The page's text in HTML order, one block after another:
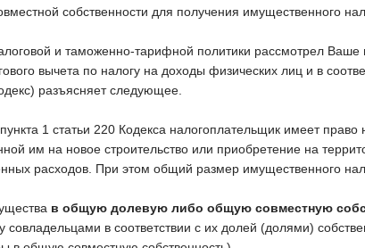
собственности для получения имущественного
и таможенно-тарифной политики рассмотрел
вычета по налогу на доходы физических лиц и в
разъясняет следующее.
1 статьи 220 Кодекса налогоплательщик имеет
им на новое строительство или приобретение на
расходов. При этом общий размер имущественного
в общую долевую либо общую совместную
совладельцами в соответствии с их долей (долями)